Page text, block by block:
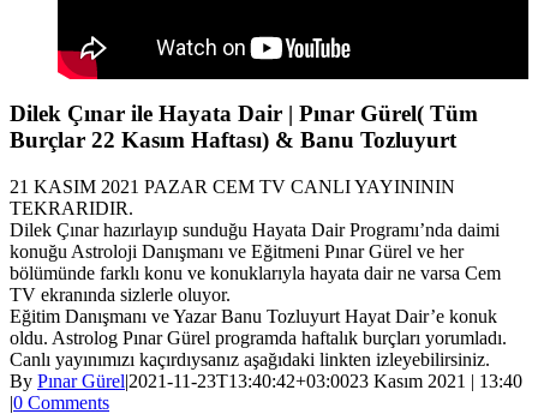
Dilek Çınar ile Hayata Dair | Pınar Gürel( Tüm
Burçlar 22 Kasım Haftası) & Banu Tozluyurt
21 KASIM 2021 PAZAR CEM TV CANLI YAYINININ
TEKRARIDIR.
Dilek Çınar hazırlayıp sunduğu Hayata Dair Programı’nda daimi
konuğu Astroloji Danışmanı ve Eğitmeni Pınar Gürel ve her
bölümünde farklı konu ve konuklarıyla hayata dair ne varsa Cem
TV ekranında sizlerle oluyor.
Eğitim Danışmanı ve Yazar Banu Tozluyurt Hayat Dair’e konuk
oldu. Astrolog Pınar Gürel programda haftalık burçları yorumladı.
Canlı yayınımızı kaçırdıysanız aşağıdaki linkten izleyebilirsiniz.
By Pınar Gürel|2021-11-23T13:40:42+03:0023 Kasım 2021 | 13:40
|0 Comments